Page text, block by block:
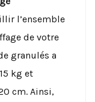
l’ensemble
de votre
granulés a
kg et
cm. Ainsi,